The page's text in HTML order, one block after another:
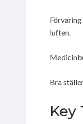
luften.
Bra
Key